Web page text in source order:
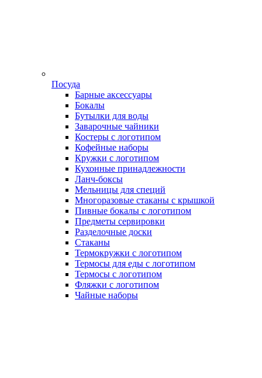
Посуда
Барные аксессуары
Бокалы
Бутылки для воды
Заварочные чайники
Костеры с логотипом
Кофейные наборы
Кружки с логотипом
Кухонные принадлежности
Ланч-боксы
Мельницы для специй
Многоразовые стаканы с крышкой
Пивные бокалы с логотипом
Предметы сервировки
Разделочные доски
Стаканы
Термокружки с логотипом
Термосы для еды с логотипом
Термосы с логотипом
Фляжки с логотипом
Чайные наборы